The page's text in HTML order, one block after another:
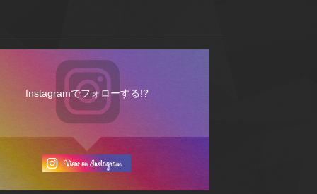
Instagramでフォローする!?